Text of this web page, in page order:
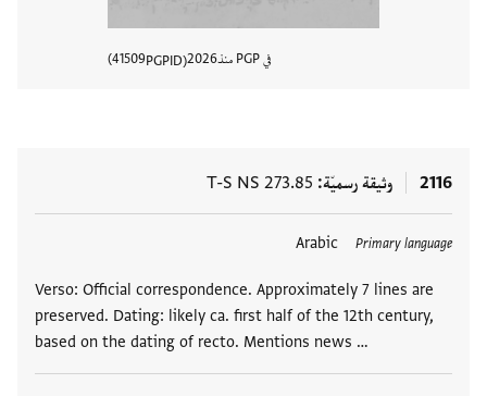
في PGP منذ 2026
PGPID
41509
2116 وثيقة رسميّة T-S NS 273.85
Primary language
Arabic
Verso: Official correspondence. Approximately 7 lines are
preserved. Dating: likely ca. first half of the 12th century,
based on the dating of recto. Mentions news …